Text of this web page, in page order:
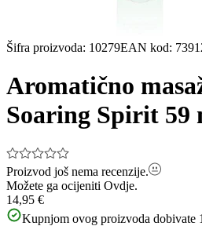
Šifra proizvoda: 10279EAN kod:
Aromatično
Soaring Spirit 59
Proizvod još nema recenzije.
Možete ga ocijeniti Ovdje.
14,95 €
Kupnjom ovog proizvoda dobivate